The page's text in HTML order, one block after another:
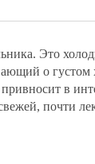
Это
о густом
в
почти